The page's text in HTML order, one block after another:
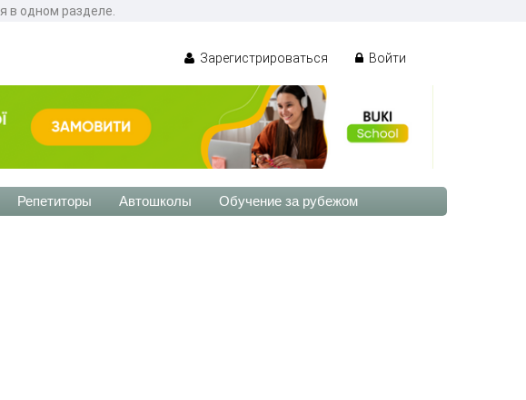
в одном разделе.
Зарегистрироваться Войти
Репетиторы Автошколы Обучение за рубежом